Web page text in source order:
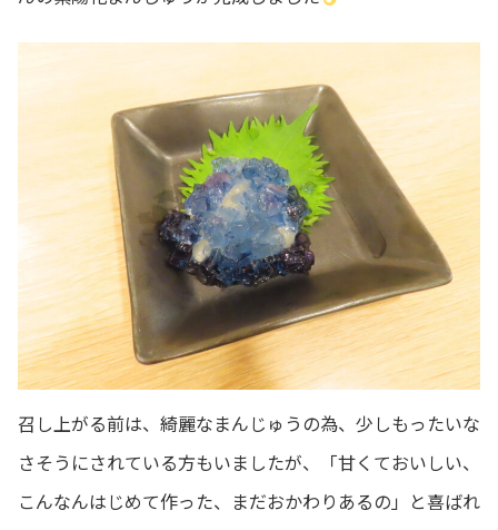
召し上がる前は、綺麗なまんじゅうの為、少しもったいな
さそうにされている方もいましたが、「甘くておいしい、
こんなんはじめて作った、まだおかわりあるの」と喜ばれ